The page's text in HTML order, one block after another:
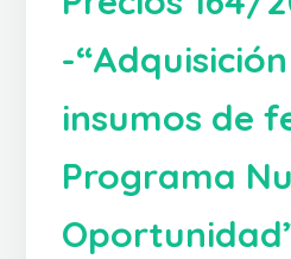
-
insumos de
Programa